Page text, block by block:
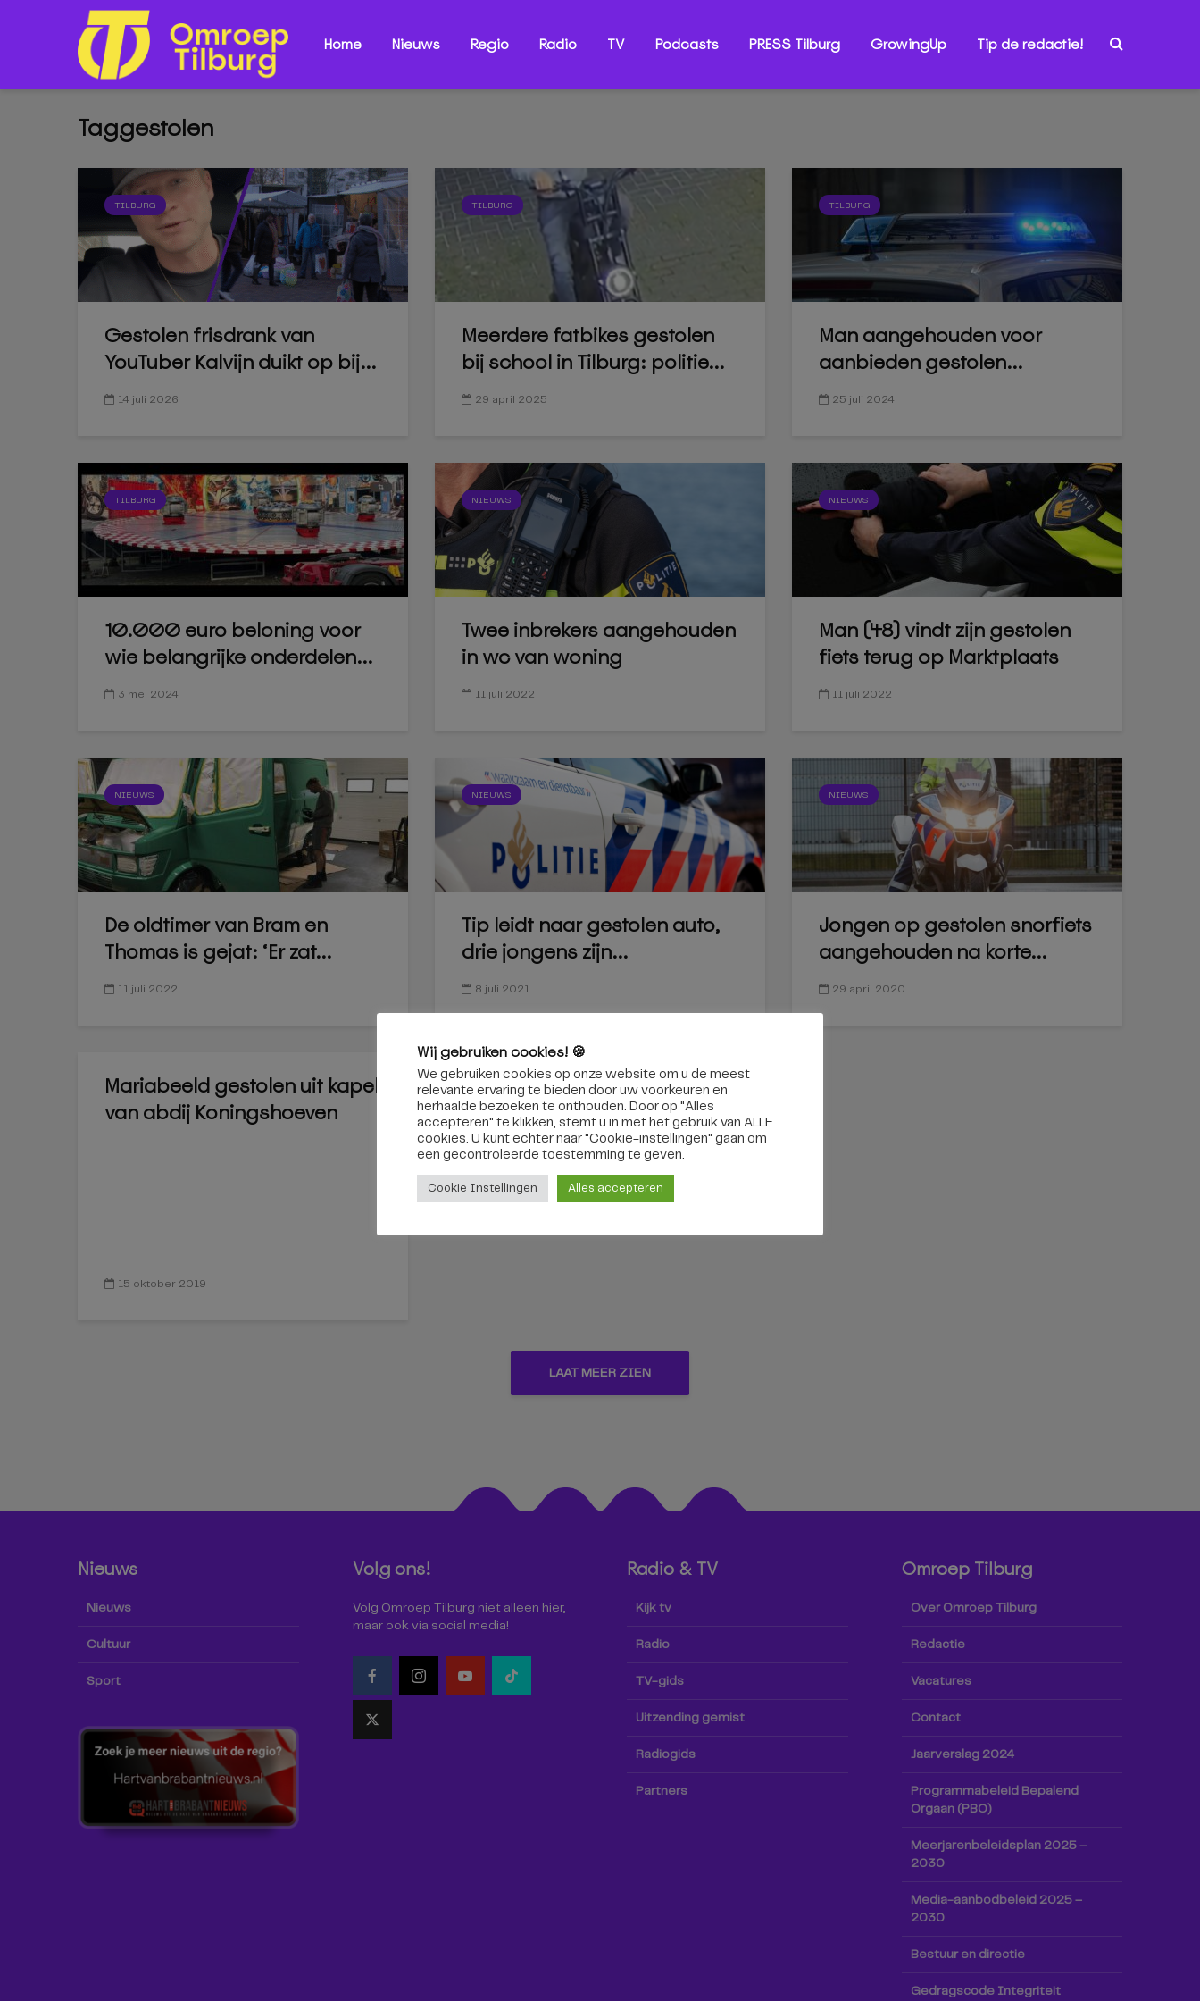
Home Nieuws Regio Radio TV Podcasts PRESS Tilburg GrowingUp Tip de redactie!
Taggestolen
TILBURG
Gestolen frisdrank van
YouTuber Kalvijn duikt op bij...
14 juli 2026
TILBURG
Meerdere fatbikes gestolen
bij school in Tilburg: politie...
29 april 2025
TILBURG
Man aangehouden voor
aanbieden gestolen...
25 juli 2024
TILBURG
10.000 euro beloning voor
wie belangrijke onderdelen...
3 mei 2024
NIEUWS
Twee inbrekers aangehouden
in wc van woning
11 juli 2022
NIEUWS
Man (48) vindt zijn gestolen
fiets terug op Marktplaats
11 juli 2022
NIEUWS
De oldtimer van Bram en
Thomas is gejat: ‘Er zat...
11 juli 2022
NIEUWS
Tip leidt naar gestolen auto,
drie jongens zijn...
8 juli 2021
NIEUWS
Jongen op gestolen snorfiets
aangehouden na korte...
29 april 2020
Mariabeeld gestolen uit kapel
van abdij Koningshoeven
15 oktober 2019
LAAT MEER ZIEN
Nieuws
Nieuws
Cultuur
Sport
Volg ons!
Volg Omroep Tilburg niet alleen hier,
maar ook via social media!
Radio & TV
Kijk tv
Radio
TV-gids
Uitzending gemist
Radiogids
Partners
Omroep Tilburg
Over Omroep Tilburg
Redactie
Vacatures
Contact
Jaarverslag 2024
Programmabeleid Bepalend
Orgaan (PBO)
Meerjarenbeleidsplan 2025 –
2030
Media-aanbodbeleid 2025 –
2030
Bestuur en directie
Gedragscode Integriteit
Wij gebruiken cookies! 🍪
We gebruiken cookies op onze website om u de meest
relevante ervaring te bieden door uw voorkeuren en
herhaalde bezoeken te onthouden. Door op "Alles
accepteren" te klikken, stemt u in met het gebruik van ALLE
cookies. U kunt echter naar "Cookie-instellingen" gaan om
een ​​gecontroleerde toestemming te geven.
Cookie Instellingen Alles accepteren